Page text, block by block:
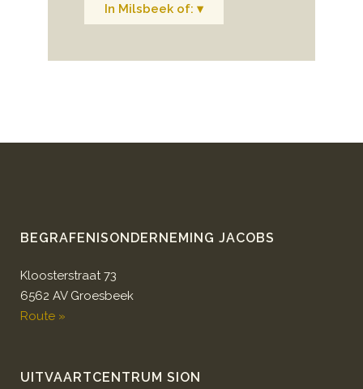
In Milsbeek of: ▾
BEGRAFENISONDERNEMING JACOBS
Kloosterstraat 73
6562 AV Groesbeek
Route »
UITVAARTCENTRUM SION